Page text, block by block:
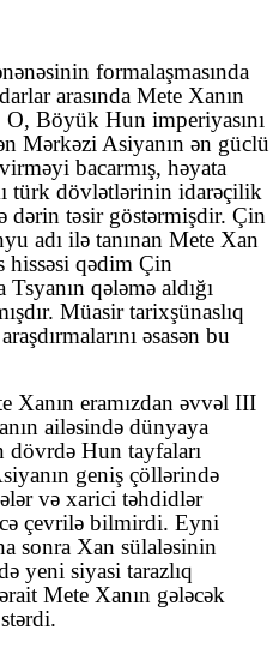
formalaşmasında
arasında Mete Xanın
Böyük Hun imperiyasını
Mərkəzi Asiyanın ən güclü
bacarmış, həyata
türk dövlətlərinin idarəçilik
dərin təsir göstərmişdir. Çin
adı ilə tanınan Mete Xan
hissəsi qədim Çin
qələmə aldığı
Müasir tarixşünaslıq
əsasən bu
Xanın eramızdan əvvəl III
ailəsində dünyaya
Hun tayfaları
geniş çöllərində
və xarici təhdidlər
çevrilə bilmirdi. Eyni
sonra Xan sülaləsinin
yeni siyasi tarazlıq
Mete Xanın gələcək